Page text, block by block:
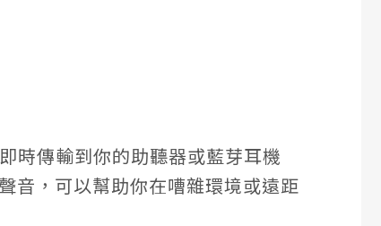
時傳輸到你的助聽器或藍芽耳機
音，可以幫助你在嘈雜環境或遠距